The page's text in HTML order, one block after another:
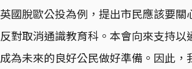
英國脫歐公投為例，提出市民應該要
反對取消通識教育科。本會向來支持
成為未來的良好公民做好準備。因此